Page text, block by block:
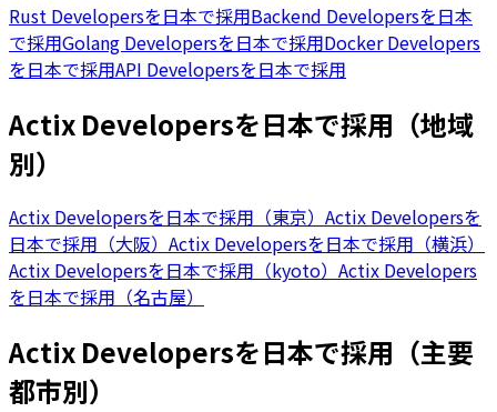
Rust Developersを日本で採用Backend Developersを日本
で採用Golang Developersを日本で採用Docker Developers
を日本で採用API Developersを日本で採用
Actix Developersを日本で採用（地域
別）
Actix Developersを日本で採用（東京） Actix Developersを
日本で採用（大阪） Actix Developersを日本で採用（横浜）
Actix Developersを日本で採用（kyoto） Actix Developers
を日本で採用（名古屋）
Actix Developersを日本で採用（主要
都市別）